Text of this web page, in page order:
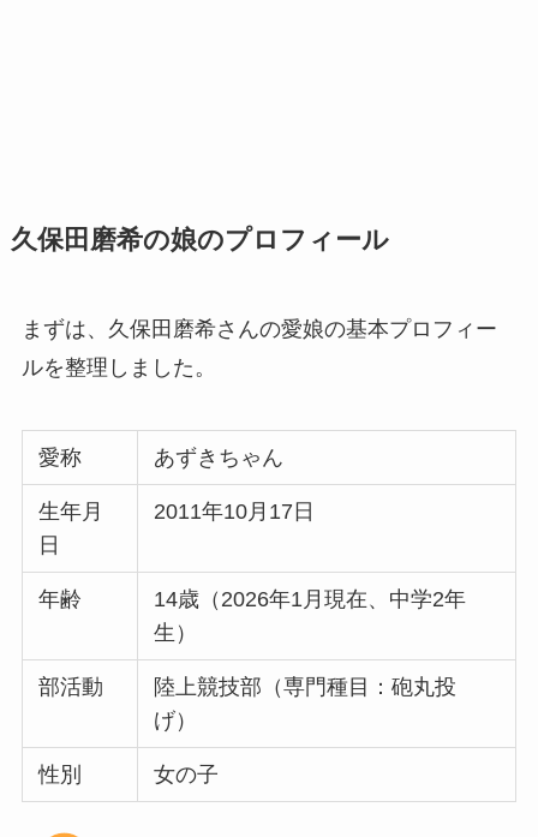
久保田磨希の娘のプロフィール
まずは、久保田磨希さんの愛娘の基本プロフィー
ルを整理しました。
愛称 あずきちゃん
生年月
日
2011年10月17日
年齢
14歳（2026年1月現在、中学2年
生）
部活動
陸上競技部（専門種目：砲丸投
げ）
性別 女の子